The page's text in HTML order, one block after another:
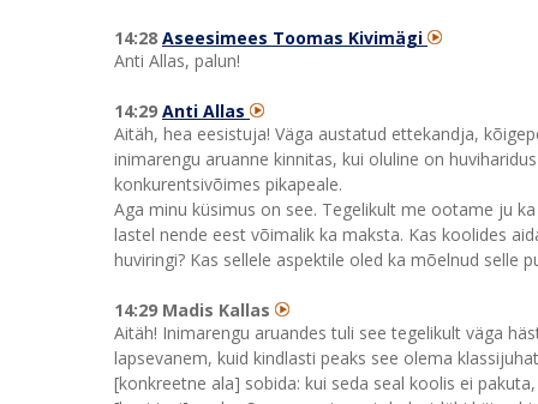
14:28 Aseesimees Toomas Kivimägi
Anti Allas, palun!
14:29 Anti Allas
Aitäh, hea eesistuja! Väga austatud ettekandja,
inimarengu aruanne kinnitas, kui oluline on
konkurentsivõimes pikapeale.
Aga minu küsimus on see. Tegelikult me ootame ju
lastel nende eest võimalik ka maksta. Kas koolides
huviringi? Kas sellele aspektile oled ka mõelnud selle
14:29 Madis Kallas
Aitäh! Inimarengu aruandes tuli see tegelikult väga
lapsevanem, kuid kindlasti peaks see olema
[konkreetne ala] sobida: kui seda seal koolis ei